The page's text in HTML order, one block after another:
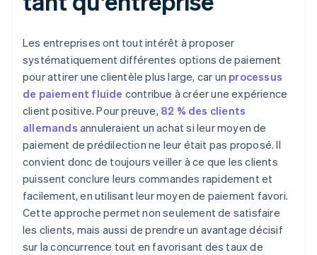
Les entreprises ont tout intérêt à proposer
systématiquement différentes options de paiement
pour attirer une clientèle plus large, car un processus
de paiement fluide contribue à créer une expérience
client positive. Pour preuve, 82 % des clients
allemands annuleraient un achat si leur moyen de
paiement de prédilection ne leur était pas proposé. Il
convient donc de toujours veiller à ce que les clients
puissent conclure leurs commandes rapidement et
facilement, en utilisant leur moyen de paiement favori.
Cette approche permet non seulement de satisfaire
les clients, mais aussi de prendre un avantage décisif
sur la concurrence tout en favorisant des taux de